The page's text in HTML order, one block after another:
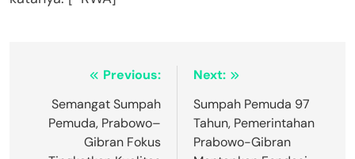
navigation
Previous:
Semangat Sumpah
Pemuda, Prabowo–
Gibran Fokus
Next:
Sumpah Pemuda 97
Tahun, Pemerintahan
Prabowo-Gibran